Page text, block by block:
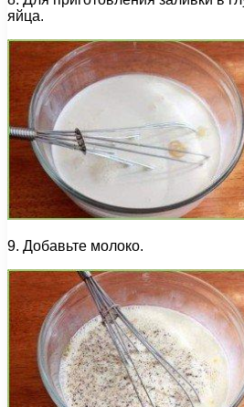
яйца.
9. Добавьте молоко.